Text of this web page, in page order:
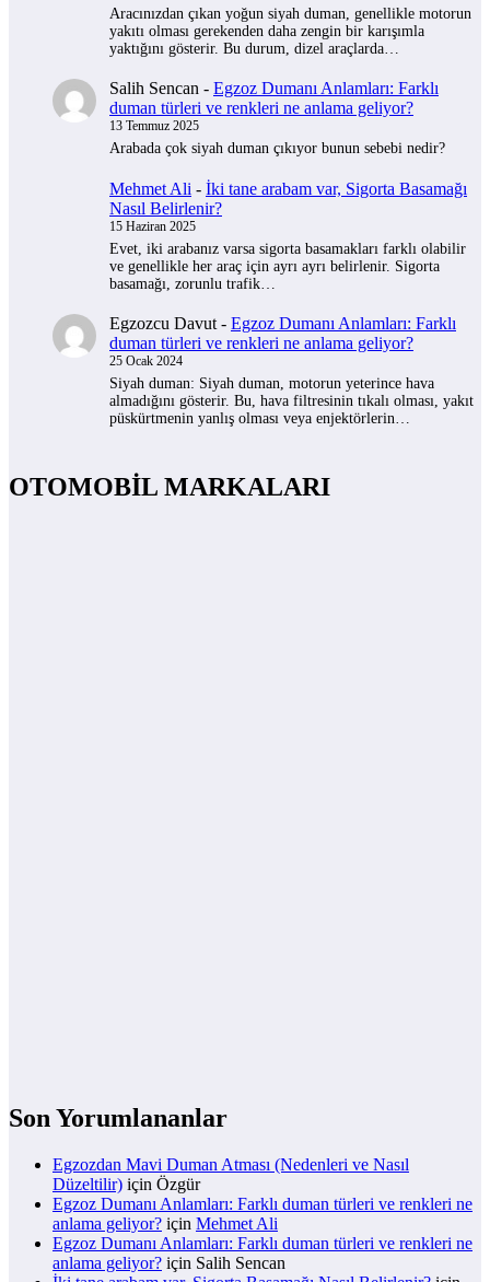
Aracınızdan çıkan yoğun siyah duman, genellikle motorun
yakıtı olması gerekenden daha zengin bir karışımla
yaktığını gösterir. Bu durum, dizel araçlarda…
Salih Sencan - Egzoz Dumanı Anlamları: Farklı
duman türleri ve renkleri ne anlama geliyor?
13 Temmuz 2025
Arabada çok siyah duman çıkıyor bunun sebebi nedir?
Mehmet Ali - İki tane arabam var, Sigorta Basamağı
Nasıl Belirlenir?
15 Haziran 2025
Evet, iki arabanız varsa sigorta basamakları farklı olabilir
ve genellikle her araç için ayrı ayrı belirlenir. Sigorta
basamağı, zorunlu trafik…
Egzozcu Davut - Egzoz Dumanı Anlamları: Farklı
duman türleri ve renkleri ne anlama geliyor?
25 Ocak 2024
Siyah duman: Siyah duman, motorun yeterince hava
almadığını gösterir. Bu, hava filtresinin tıkalı olması, yakıt
püskürtmenin yanlış olması veya enjektörlerin…
OTOMOBİL MARKALARI
Son Yorumlananlar
Egzozdan Mavi Duman Atması (Nedenleri ve Nasıl
Düzeltilir) için Özgür
Egzoz Dumanı Anlamları: Farklı duman türleri ve renkleri ne
anlama geliyor? için Mehmet Ali
Egzoz Dumanı Anlamları: Farklı duman türleri ve renkleri ne
anlama geliyor? için Salih Sencan